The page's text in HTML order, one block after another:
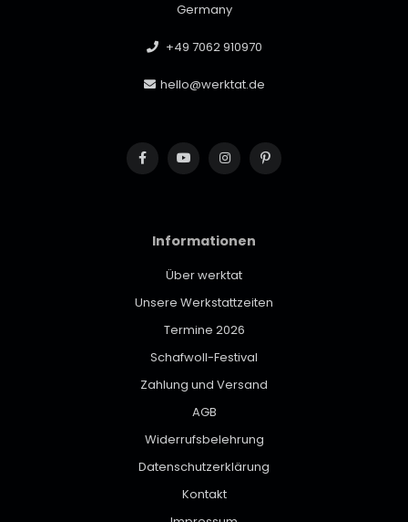
Germany
+49 7062 910970
hello@werktat.de
Informationen
Über werktat
Unsere Werkstattzeiten
Termine 2026
Schafwoll-Festival
Zahlung und Versand
AGB
Widerrufsbelehrung
Datenschutzerklärung
Kontakt